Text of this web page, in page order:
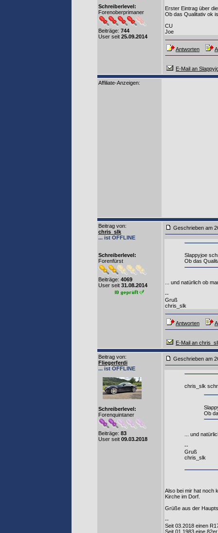
Schreiberlevel:
Forenoberprimaner
Beiträge: 744
User seit 25.09.2014
Erster Eintrag über
Ob das Qualitativ ok
CU
Joe
Antworten
E-Mail an
Affiliate-Anzeigen:
Beitrag von:
chris_slk
... ist OFFLINE
Schreiberlevel:
Forenfürst
Beiträge: 4069
User seit 31.08.2014
Geschrieben am
Slappyjoe
Ob das
... und natürlich ob
--
Gruß
chris_slk
Antworten
E-Mail an
Beitrag von:
Fliegerferdi
... ist OFFLINE
Schreiberlevel:
Forenquintaner
Beiträge: 83
User seit 09.03.2018
Geschrieben am
chris_slk
Ob
... und
--
Gruß
chris_slk
Also bei mir hat noch
Kirche im Dorf.
Grüße aus der
--
Seit 03.2018 einen
Seit 01.1983 eine